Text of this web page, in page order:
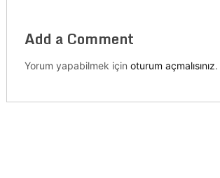
Add a Comment
Yorum yapabilmek için oturum açmalısınız.